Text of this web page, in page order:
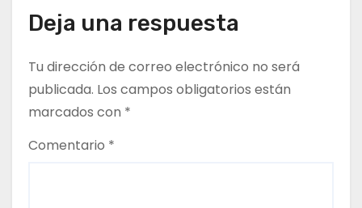
e
n
t
r
Deja una respuesta
Tu dirección de correo electrónico no será
publicada. Los campos obligatorios están
marcados con *
Comentario *